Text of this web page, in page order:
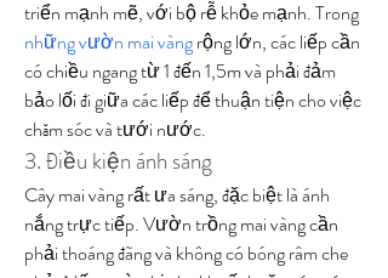
những vườn mai vàng rộng lớn, các liếp cần
có chiều ngang từ 1 đến 1,5m và phải đảm
bảo lối đi giữa các liếp để thuận tiện cho việc
chăm sóc và tưới nước.
3. Điều kiện ánh sáng
Cây mai vàng rất ưa sáng, đặc biệt là ánh
nắng trực tiếp. Vườn trồng mai vàng cần
phải thoáng đãng và không có bóng râm che